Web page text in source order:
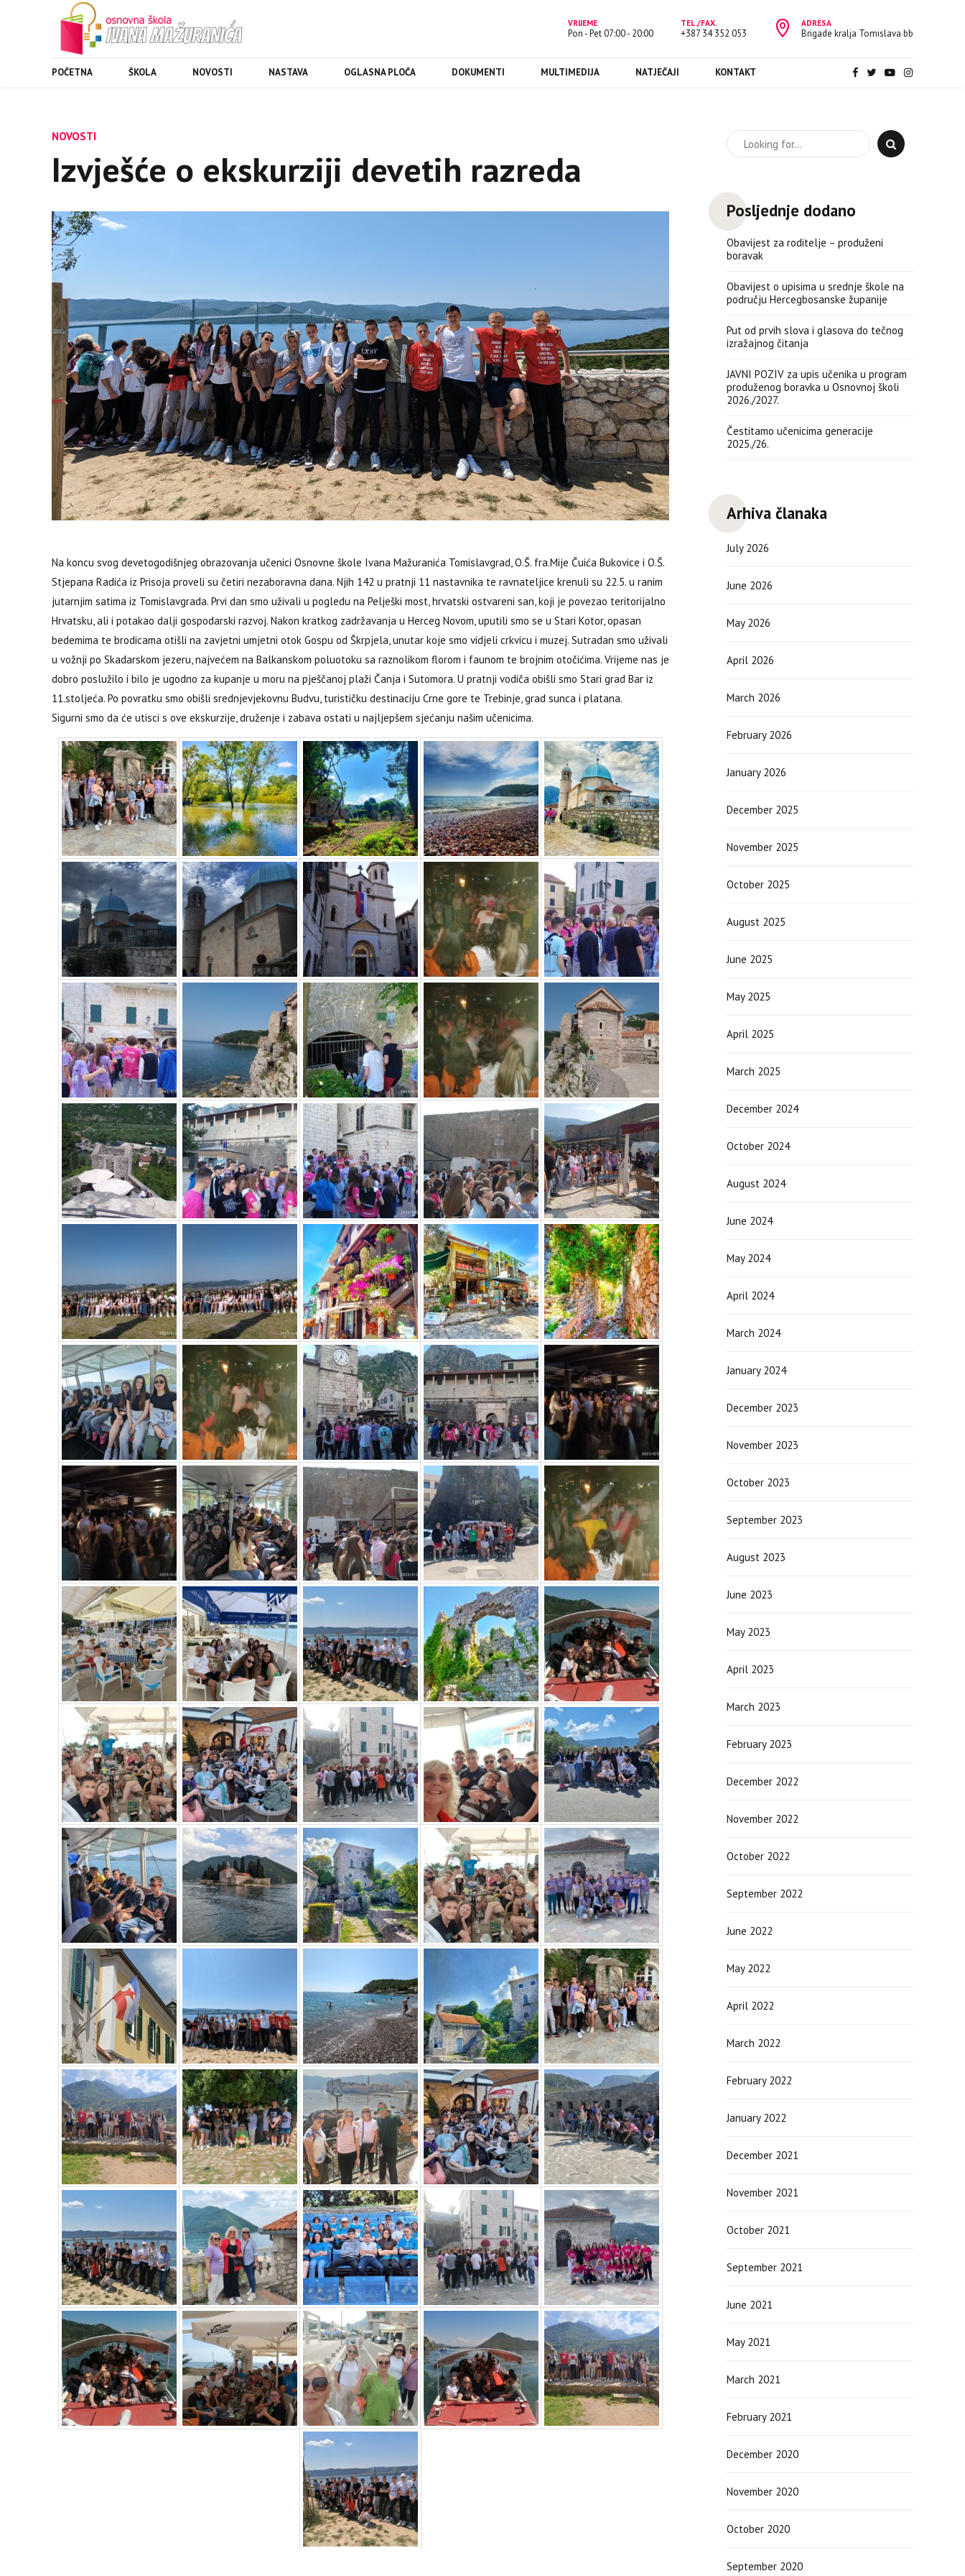
VRIJEME
Pon - Pet 07:00 - 20:00
TEL./FAX.
+387 34 352 053
ADRESA
Brigade kralja Tomislava bb
POČETNA ŠKOLA NOVOSTI NASTAVA OGLASNA PLOČA DOKUMENTI MULTIMEDIJA NATJEČAJI KONTAKT
NOVOSTI
Izvješće o ekskurziji devetih razreda
Na koncu svog devetogodišnjeg obrazovanja učenici Osnovne škole Ivana Mažuranića Tomislavgrad, O.Š. fra.Mije Čuića Bukovice i O.Š.
Stjepana Radića iz Prisoja proveli su četiri nezaboravna dana. Njih 142 u pratnji 11 nastavnika te ravnateljice krenuli su 22.5. u ranim
jutarnjim satima iz Tomislavgrada. Prvi dan smo uživali u pogledu na Pelješki most, hrvatski ostvareni san, koji je povezao teritorijalno
Hrvatsku, ali i potakao dalji gospodarski razvoj. Nakon kratkog zadržavanja u Herceg Novom, uputili smo se u Stari Kotor, opasan
bedemima te brodicama otišli na zavjetni umjetni otok Gospu od Škrpjela, unutar koje smo vidjeli crkvicu i muzej. Sutradan smo uživali
u vožnji po Skadarskom jezeru, najvećem na Balkanskom poluotoku sa raznolikom florom i faunom te brojnim otočićima. Vrijeme nas je
dobro poslužilo i bilo je ugodno za kupanje u moru na pješčanoj plaži Čanja i Sutomora. U pratnji vodiča obišli smo Stari grad Bar iz
11.stoljeća. Po povratku smo obišli srednjevjekovnu Budvu, turističku destinaciju Crne gore te Trebinje, grad sunca i platana.
Sigurni smo da će utisci s ove ekskurzije, druženje i zabava ostati u najljepšem sjećanju našim učenicima.
Posljednje dodano
Obavijest za roditelje – produženi
boravak
Obavijest o upisima u srednje škole na
području Hercegbosanske županije
Put od prvih slova i glasova do tečnog
izražajnog čitanja
JAVNI POZIV za upis učenika u program
produženog boravka u Osnovnoj školi
2026./2027.
Čestitamo učenicima generacije
2025./26.
Arhiva članaka
July 2026
June 2026
May 2026
April 2026
March 2026
February 2026
January 2026
December 2025
November 2025
October 2025
August 2025
June 2025
May 2025
April 2025
March 2025
December 2024
October 2024
August 2024
June 2024
May 2024
April 2024
March 2024
January 2024
December 2023
November 2023
October 2023
September 2023
August 2023
June 2023
May 2023
April 2023
March 2023
February 2023
December 2022
November 2022
October 2022
September 2022
June 2022
May 2022
April 2022
March 2022
February 2022
January 2022
December 2021
November 2021
October 2021
September 2021
June 2021
May 2021
March 2021
February 2021
December 2020
November 2020
October 2020
September 2020